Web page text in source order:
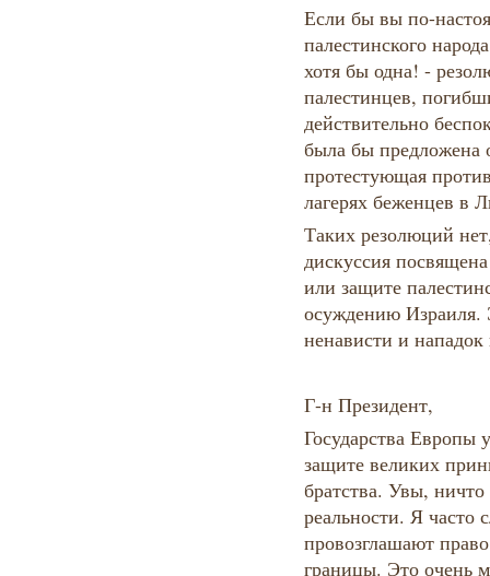
Если бы вы по-
палестинского
хотя бы одна! -
палестинцев,
действительно
была бы предложена
протестующая
лагерях беженцев в
Таких резолюций
дискуссия
или защите
осуждению Израиля.
ненависти и
Г-н Президент,
Государства Европы
защите великих
братства. Увы,
реальности. Я часто
провозглашают
границы. Это очень